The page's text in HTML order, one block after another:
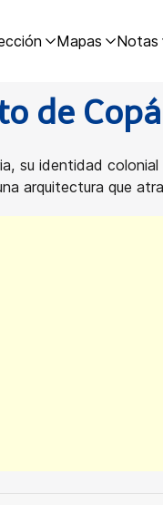
Mapas Notas
de
su identidad
arquitectura que